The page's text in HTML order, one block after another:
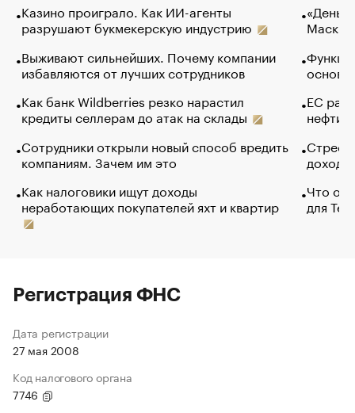
Казино проиграло. Как ИИ-агенты
разрушают букмекерскую индустрию
Выживают сильнейших. Почему компании
избавляются от лучших сотрудников
Как банк Wildberries резко нарастил
кредиты селлерам до атак на склады
Сотрудники открыли новый способ вредить
компаниям. Зачем им это
Как налоговики ищут доходы
неработающих покупателей яхт и квартир
Маск в
основ
ЕС
нефти
Что
для
Регистрация ФНС
Дата регистрации
27 мая 2008
Код налогового органа
7746